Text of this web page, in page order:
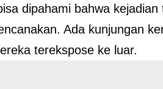
dipahami bahwa
Ada kunjungan
terekspose ke luar.